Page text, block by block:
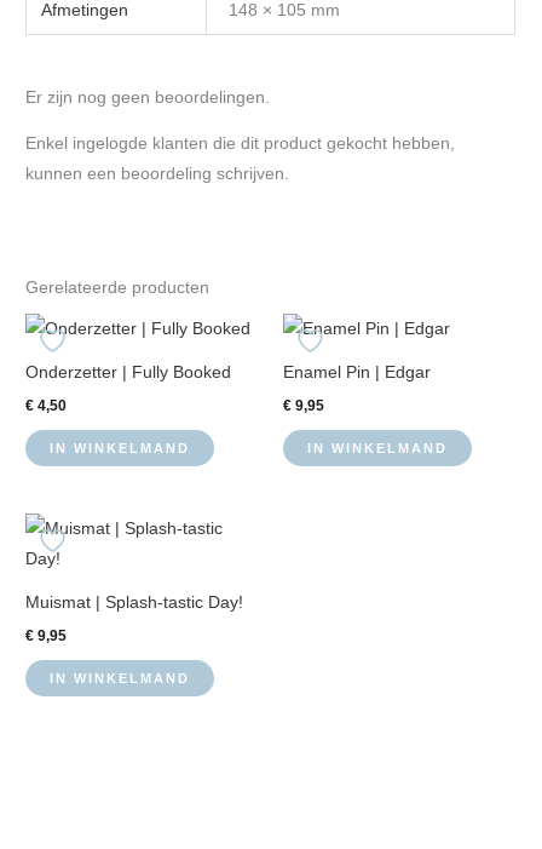
Afmetingen 148 × 105 mm
Er zijn nog geen beoordelingen.
Enkel ingelogde klanten die dit product gekocht hebben,
kunnen een beoordeling schrijven.
Gerelateerde producten
Onderzetter | Fully Booked
€ 4,50
IN WINKELMAND
Enamel Pin | Edgar
€ 9,95
IN WINKELMAND
Muismat | Splash-tastic Day!
€ 9,95
IN WINKELMAND